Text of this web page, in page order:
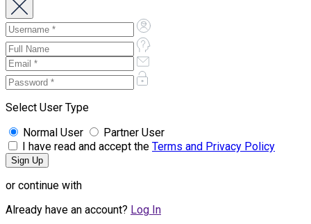
Select User Type
Normal User
Partner User
I have read and accept the Terms and Privacy Policy
or continue with
Already have an account? Log In